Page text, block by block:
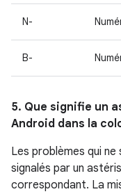
N-
B-
5. Que signifie un
Android dans la
Les problèmes qui
signalés par un
correspondant. La